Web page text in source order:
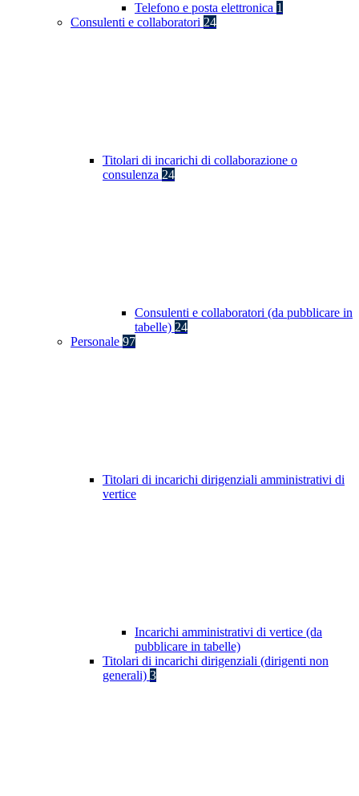
Telefono e posta elettronica 1
Consulenti e collaboratori 24
Titolari di incarichi di collaborazione o
consulenza 24
Consulenti e collaboratori (da pubblicare in
tabelle) 24
Personale 97
Titolari di incarichi dirigenziali amministrativi di
vertice
Incarichi amministrativi di vertice (da
pubblicare in tabelle)
Titolari di incarichi dirigenziali (dirigenti non
generali) 3